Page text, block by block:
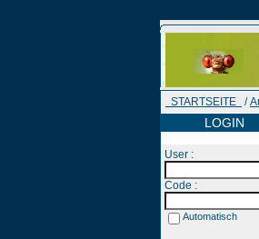
STARTSEITE /
LOGIN
User :
Code :
Automatisch